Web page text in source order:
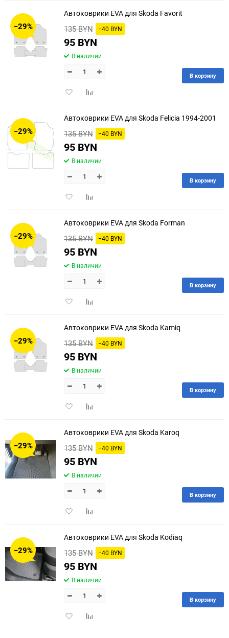
−29%
Автоковрики EVA для Skoda Favorit
135 BYN −40 BYN
95 BYN
В наличии
ДобавитьДобавить
В корзину
−29%
Автоковрики EVA для Skoda Felicia 1994-2001
135 BYN −40 BYN
95 BYN
В наличии
ДобавитьДобавить
В корзину
−29%
Автоковрики EVA для Skoda Forman
135 BYN −40 BYN
95 BYN
В наличии
ДобавитьДобавить
В корзину
−29%
Автоковрики EVA для Skoda Kamiq
135 BYN −40 BYN
95 BYN
В наличии
ДобавитьДобавить
В корзину
−29%
Автоковрики EVA для Skoda Karoq
135 BYN −40 BYN
95 BYN
В наличии
ДобавитьДобавить
В корзину
−29%
Автоковрики EVA для Skoda Kodiaq
135 BYN −40 BYN
95 BYN
В наличии
ДобавитьДобавить
В корзину